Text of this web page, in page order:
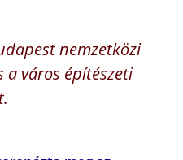
nemzetközi
a város építészeti